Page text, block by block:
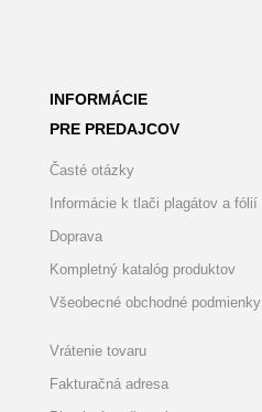
INFORMÁCIE
PRE PREDAJCOV
Časté otázky
Informácie k tlači plagátov a fólií
Doprava
Kompletný katalóg produktov
Všeobecné obchodné podmienky
Vrátenie tovaru
Fakturačná adresa